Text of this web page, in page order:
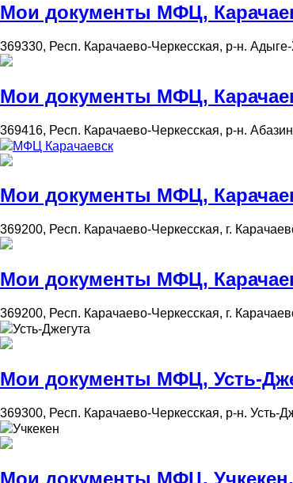
Мои документы МФЦ,
369330, Респ. Карачаево-Черкесская, р-н.
Мои документы МФЦ,
369416, Респ. Карачаево-Черкесская, р-н.
МФЦ Карачаевск
Мои документы МФЦ,
369200, Респ. Карачаево-Черкесская, г.
Мои документы МФЦ,
369200, Респ. Карачаево-Черкесская, г.
Усть-Джегута
Мои документы МФЦ, Усть-
369300, Респ. Карачаево-Черкесская, р-н. Усть-
Учкекен
Мои документы МФЦ,